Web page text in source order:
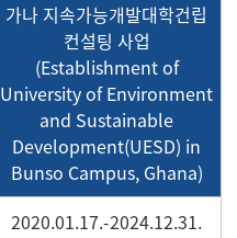
가나 지속가능개발대학건립
컨설팅 사업
(Establishment of
University of Environment
and Sustainable
Development(UESD) in
Bunso Campus, Ghana)
2020.01.17.-2024.12.31.